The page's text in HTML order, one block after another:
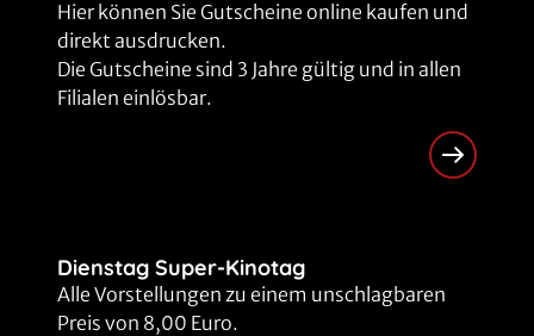
Hier können Sie Gutscheine online kaufen und
direkt ausdrucken.
Die Gutscheine sind 3 Jahre gültig und in allen
Filialen einlösbar.
Dienstag Super-Kinotag
Alle Vorstellungen zu einem unschlagbaren
Preis von 8,00 Euro.